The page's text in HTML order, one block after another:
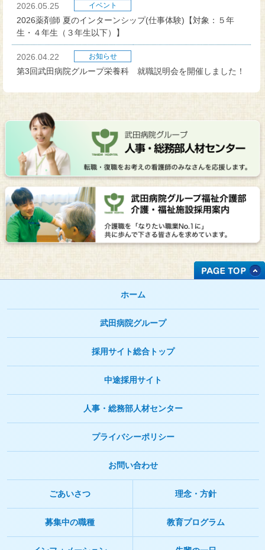
2026.05.25 イベント
2026薬剤師 夏のインターンシップ(仕事体験)【対象：５年
生・４年生（３年生以下）】
2026.04.22 お知らせ
第3回武田病院グループ栄養科 就職説明会を開催しました！
ホーム
武田病院グループ
採用サイト総合トップ
中途採用サイト
人事・総務部人材センター
プライバシーポリシー
お問い合わせ
ごあいさつ 理念・方針
募集中の職種 教育プログラム